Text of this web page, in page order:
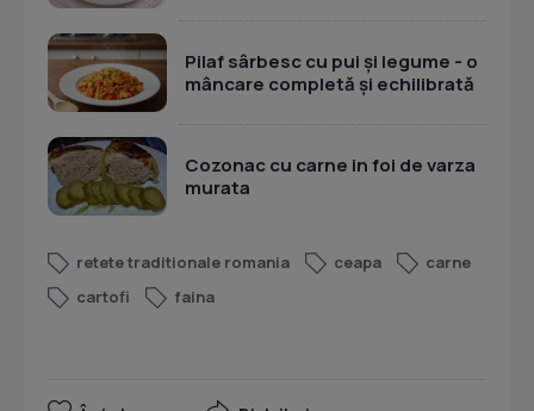
Pilaf sârbesc cu pui și legume - o
mâncare completă și echilibrată
Cozonac cu carne in foi de varza
murata
retete traditionale romania ceapa
carne
cartofi
faina